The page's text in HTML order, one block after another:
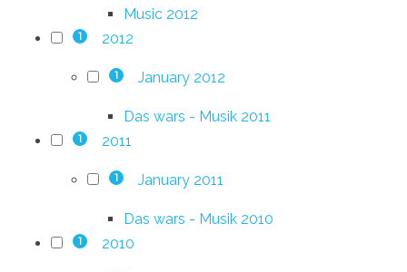
Music 2012
1 2012
1 January 2012
Das wars - Musik 2011
1 2011
1 January 2011
Das wars - Musik 2010
1 2010